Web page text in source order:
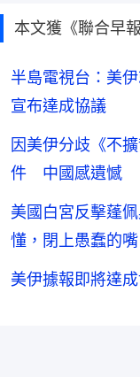
本文獲《聯合早
半島電視台：美
宣布達成協議
因美伊分歧《不
件 中國感遺憾
美國白宮反擊蓬
懂，閉上愚蠢的嘴
美伊據報即將達